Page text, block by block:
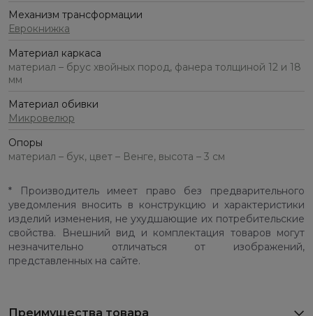
Механизм трансформации
Еврокнижка
Материал каркаса
материал – брус хвойных пород, фанера толщиной 12 и 18
мм
Материал обивки
Микровелюр
Опоры
материал – бук, цвет – Венге, высота – 3 см
* Производитель имеет право без предварительного
уведомления вносить в конструкцию и характеристики
изделий изменения, не ухудшающие их потребительские
свойства. Внешний вид и комплектация товаров могут
незначительно отличаться от изображений,
представленных на сайте.
Преимущества товара